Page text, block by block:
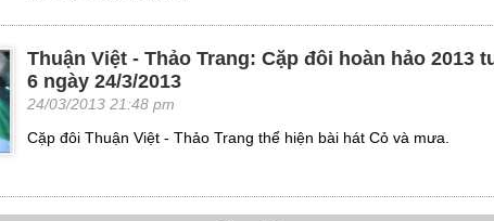
Thuận Việt - Thảo Trang: Cặp đôi hoàn hảo 2013
6 ngày 24/3/2013
24/03/2013 21:48 pm
Cặp đôi Thuận Việt - Thảo Trang thể hiện bài hát Cỏ và mưa.